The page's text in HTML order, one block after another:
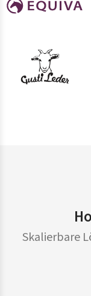
Skalierbare